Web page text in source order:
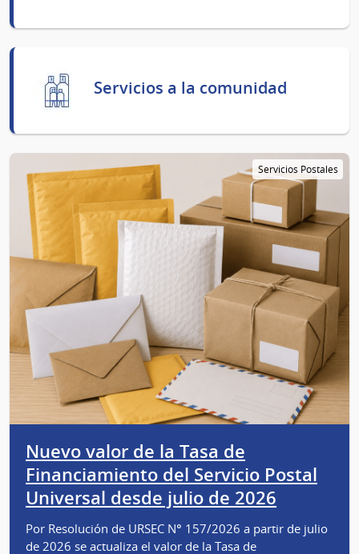
Servicios a la comunidad
Servicios Postales
Nuevo valor de la Tasa de
Financiamiento del Servicio Postal
Universal desde julio de 2026
Por Resolución de URSEC N° 157/2026 a partir de julio
de 2026 se actualiza el valor de la Tasa de